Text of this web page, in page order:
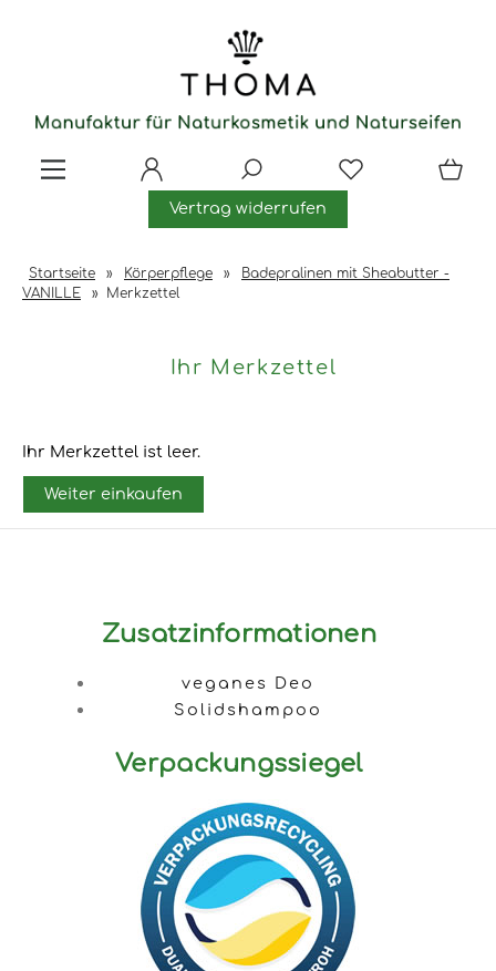
Vertrag widerrufen
Startseite » Körperpflege »
Badepralinen mit Sheabutter -
VANILLE
» Merkzettel
Ihr Merkzettel
Ihr Merkzettel ist leer.
Weiter einkaufen
Zusatzinformationen
veganes Deo
Solidshampoo
Verpackungssiegel